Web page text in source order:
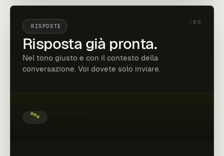
/05
RISPOSTE
Risposta già pronta.
Nel tono giusto e con il contesto della
conversazione. Voi dovete solo inviare.